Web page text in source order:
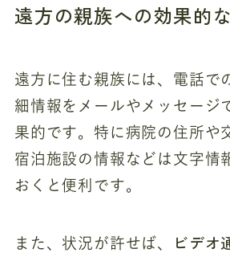
遠方の親族への効果的
遠方に住む親族には、電話で
細情報をメールやメッセージ
果的です。特に病院の住所や
宿泊施設の情報などは文字情
おくと便利です。
また、状況が許せば、
ビデオ